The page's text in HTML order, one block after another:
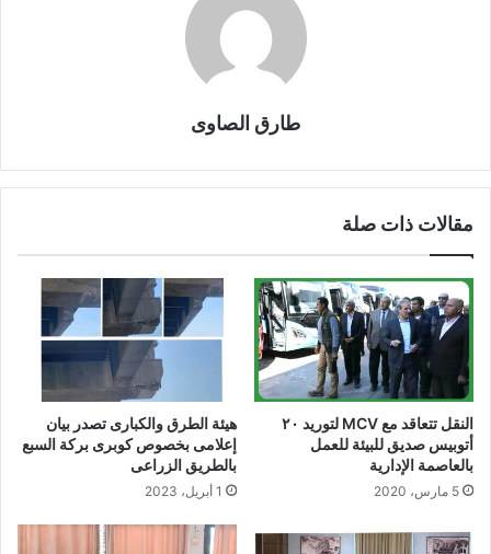
طارق الصاوى
مقالات ذات صلة
النقل تتعاقد مع MCV لتوريد ٢٠
أتوبيس صديق للبيئة للعمل
بالعاصمة الإدارية
5 مارس، 2020
هيئة الطرق والكبارى تصدر بيان
إعلامى بخصوص كوبرى بركة السبع
بالطريق الزراعى
1 أبريل، 2023